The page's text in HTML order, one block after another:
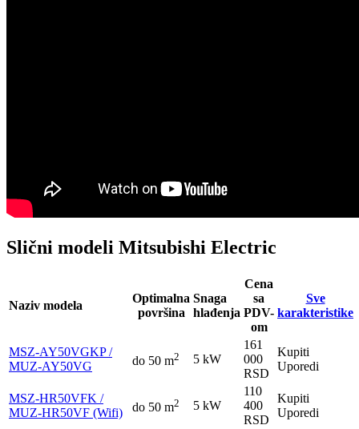
Slični modeli Mitsubishi Electric
Naziv modela
Optimalna
površina
Snaga
hlađenja
Cena
sa
PDV-
om
Sve
karakteristike
MSZ-AY50VGKP /
MUZ-AY50VG
do 50 m2 5 kW
161
000
RSD
Kupiti
Uporedi
MSZ-HR50VFK /
MUZ-HR50VF (Wifi)
do 50 m2 5 kW
110
400
RSD
Kupiti
Uporedi